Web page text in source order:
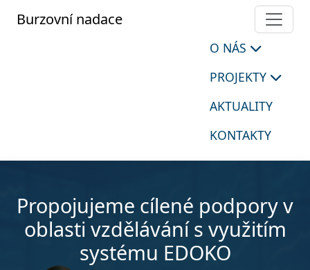
Burzovní nadace
O NÁS
PROJEKTY
AKTUALITY
KONTAKTY
Propojujeme cílené podpory v
oblasti vzdělávání s využitím
systému EDOKO